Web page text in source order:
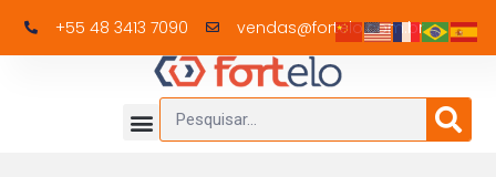
+55 48 3413 7090 vendas@fortelo.com.br